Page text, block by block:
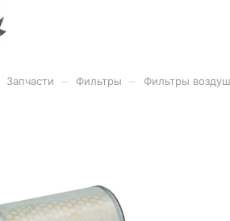
Запчасти Фильтры Фильтры